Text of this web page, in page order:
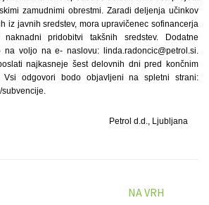
zamudnimi obrestmi. Zaradi deljenja učinkov
iz javnih sredstev, mora upravičenec sofinancerja
pridobitvi takšnih sredstev. Dodatne
voljo na e- naslovu: linda.radoncic@petrol.si.
najkasneje šest delovnih dni pred končnim
odgovori bodo objavljeni na spletni strani:
subvencije.
Petrol d.d., Ljubljana
NA VRH